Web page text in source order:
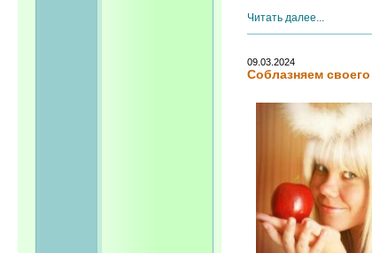
Читать далее...
09.03.2024
Соблазняем